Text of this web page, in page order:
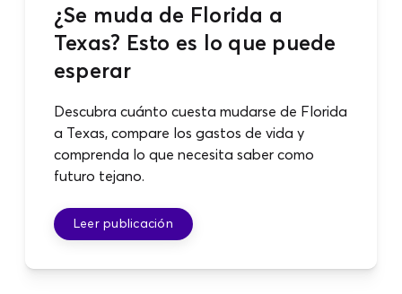
¿Se muda de Florida a
Texas? Esto es lo que puede
esperar
Descubra cuánto cuesta mudarse de Florida
a Texas, compare los gastos de vida y
comprenda lo que necesita saber como
futuro tejano.
Leer publicación